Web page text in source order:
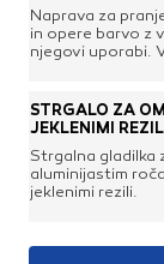
Naprava za
in opere barvo z
njegovi uporabi.
priklopi na
na klik za cev oz.
najboljši učinek
pritisk vode vsaj
se bo valj očistil
manj kot
STRGALO ZA
JEKLENIMI
Strgalna gladilka
aluminijastim
jeklenimi rezili.